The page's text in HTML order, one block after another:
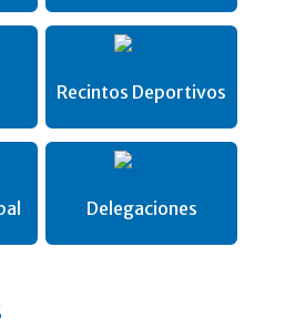
Recintos Deportivos
Delegaciones